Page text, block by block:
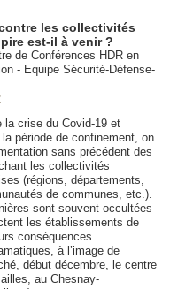
les collectivités
est-il à venir ?
de Conférences HDR en
- Equipe Sécurité-Défense-
la crise du Covid-19 et
période de confinement, on
sans précédent des
les collectivités
(régions, départements,
de communes, etc.).
sont souvent occultées
les établissements de
conséquences
à l’image de
début décembre, le centre
au Chesnay-